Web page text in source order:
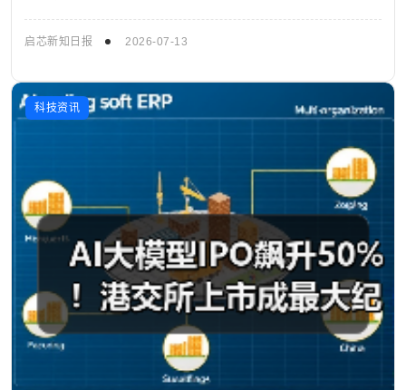
启芯新知日报 2026-07-13
科技资讯